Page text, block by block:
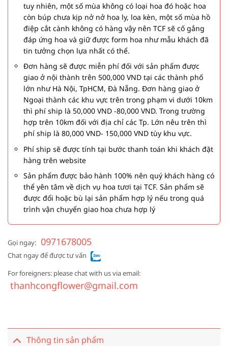
tuy nhiên, một số mùa không có loại hoa đó hoặc hoa
còn búp chưa kịp nở nở hoa ly, loa kèn, một số mùa hồ
điệp cắt cành không có hàng vậy nên TCF sẽ cố gắng
đáp ứng hoa và giữ được form hoa như mẫu khách đã
tin tưởng chọn lựa nhất có thể.
Đơn hàng sẽ được miễn phí đối với sản phẩm được
giao ở nội thành trên 500,000 VND tại các thành phố
lớn như Hà Nội, TpHCM, Đà Nẵng. Đơn hàng giao ở
Ngoại thành các khu vực trên trong phạm vi dưới 10km
thì phí ship là 50,000 VND -80,000 VND. Trong trường
hợp trên 10km đối với địa chỉ các Tp. Lớn nêu trên thì
phí ship là 80,000 VND- 150,000 VND tùy khu vực.
Phí ship sẽ được tính tại bước thanh toán khi khách đặt
hàng trên website
Sản phẩm được bảo hành 100% nên quý khách hàng có
thể yên tâm về dịch vụ hoa tươi tại TCF. Sản phẩm sẽ
được đổi hoặc bù lại sản phẩm hợp lý nếu trong quá
trình vận chuyển giao hoa chưa hợp lý
Gọi ngay: 0971678005
Chat ngay để được tư vấn
For foreigners: please chat with us via email:
thanhcongflower@gmail.com
Thông tin sản phẩm